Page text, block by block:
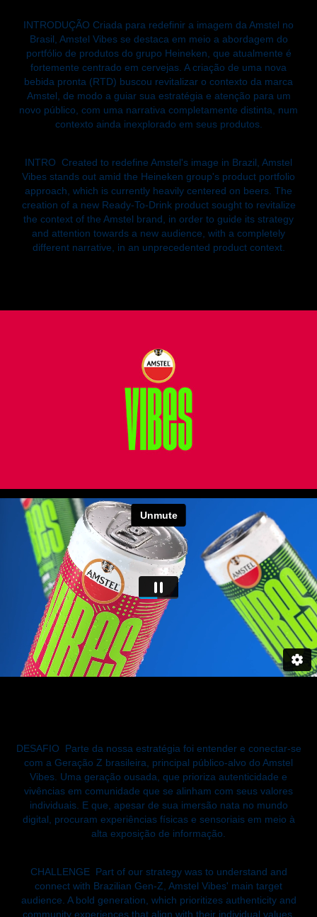
INTRODUÇÃO Criada para redefinir a imagem da Amstel no
Brasil, Amstel Vibes se destaca em meio a abordagem do
portfólio de produtos do grupo Heineken, que atualmente é
fortemente centrado em cervejas. A criação de uma nova
bebida pronta (RTD) buscou revitalizar o contexto da marca
Amstel, de modo a guiar sua estratégia e atenção para um
novo público, com uma narrativa completamente distinta, num
contexto ainda inexplorado em seus produtos.
INTRO Created to redefine Amstel's image in Brazil, Amstel
Vibes stands out amid the Heineken group's product portfolio
approach, which is currently heavily centered on beers. The
creation of a new Ready-To-Drink product sought to revitalize
the context of the Amstel brand, in order to guide its strategy
and attention towards a new audience, with a completely
different narrative, in an unprecedented product context.
DESAFIO Parte da nossa estratégia foi entender e conectar-se
com a Geração Z brasileira, principal público-alvo do Amstel
Vibes. Uma geração ousada, que prioriza autenticidade e
vivências em comunidade que se alinham com seus valores
individuais. E que, apesar de sua imersão nata no mundo
digital, procuram experiências físicas e sensoriais em meio à
alta exposição de informação.
CHALLENGEPart of our strategy was to understand and
connect with Brazilian Gen-Z, Amstel Vibes' main target
audience. A bold generation, which prioritizes authenticity and
community experiences that align with their individual values.